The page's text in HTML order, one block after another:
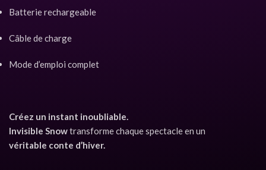
Batterie rechargeable
Câble de charge
Mode d’emploi complet
Créez un instant inoubliable.
Invisible Snowtransforme chaque spectacle en un
véritable conte d’hiver.